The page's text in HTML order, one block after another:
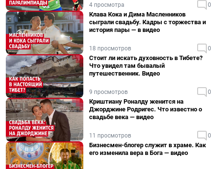
4 просмотра 0
Клава Кока и Дима Масленников
сыграли свадьбу. Кадры с торжества и
история пары — в видео
18 просмотров 0
Стоит ли искать духовность в Тибете?
Что увидел там бывалый
путешественник. Видео
9 просмотров 0
Криштиану Роналду женится на
Джорджине Родригес. Что известно о
свадьбе века — видео
11 просмотров 0
Бизнесмен-блогер служит в храме. Как
его изменила вера в Бога — видео